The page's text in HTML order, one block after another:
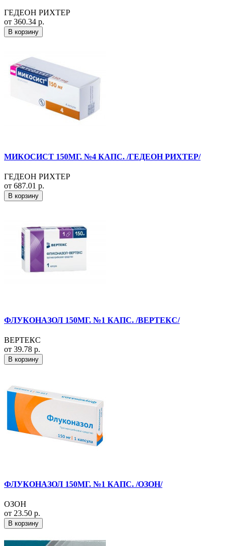
ГЕДЕОН РИХТЕР
от 360.34 р.
В корзину
МИКОСИСТ 150МГ. №4 КАПС. /ГЕДЕОН РИХТЕР/
ГЕДЕОН РИХТЕР
от 687.01 р.
В корзину
ФЛУКОНАЗОЛ 150МГ. №1 КАПС. /ВЕРТЕКС/
ВЕРТЕКС
от 39.78 р.
В корзину
ФЛУКОНАЗОЛ 150МГ. №1 КАПС. /ОЗОН/
ОЗОН
от 23.50 р.
В корзину